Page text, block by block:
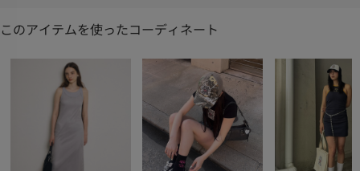
このアイテムを使ったコーディネート